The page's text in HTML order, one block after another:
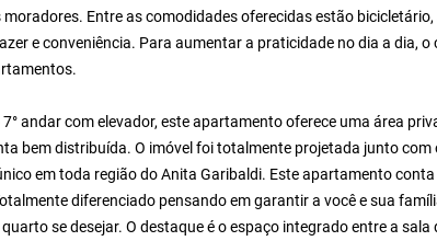
Entre as comodidades oferecidas estão
e conveniência. Para aumentar a praticidade no dia a dia,
andar com elevador, este apartamento oferece uma área
bem distribuída. O imóvel foi totalmente projetada junto
em toda região do Anita Garibaldi. Este apartamento
diferenciado pensando em garantir a você e sua
se desejar. O destaque é o espaço integrado entre a